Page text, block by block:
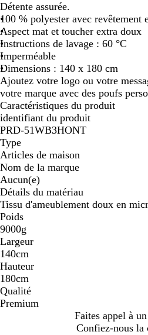
i
g
e
i
s
i
r
a
n
c
e
u
m
a
r
i
n
e
Détente assurée.
100 % polyester avec revêtement
Aspect mat et toucher extra doux
Instructions de lavage : 60 °C
Imperméable
Dimensions : 140 x 180 cm
Ajoutez votre logo ou votre
votre marque avec des poufs
Caractéristiques du produit
identifiant du produit
PRD-51WB3HONT
Type
Articles de maison
Nom de la marque
Aucun(e)
Détails du matériau
Tissu d'ameublement doux en
Poids
9000g
Largeur
140cm
Hauteur
180cm
Qualité
Premium
Faites appel à
Confiez-nous la